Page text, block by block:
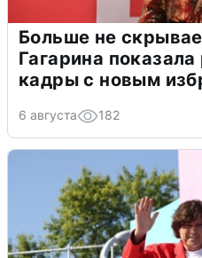
Больше не
Гагарина
кадры с новым
6 августа 182